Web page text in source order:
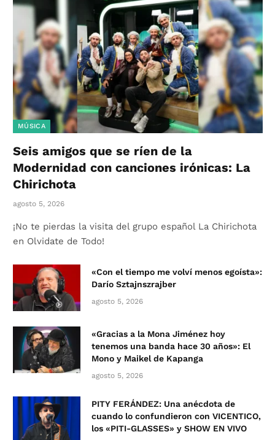
MÚSICA
Seis amigos que se ríen de la
Modernidad con canciones irónicas: La
Chirichota
agosto 5, 2026
¡No te pierdas la visita del grupo español La Chirichota
en Olvidate de Todo!
«Con el tiempo me volví menos egoísta»:
Darío Sztajnszrajber
agosto 5, 2026
«Gracias a la Mona Jiménez hoy
tenemos una banda hace 30 años»: El
Mono y Maikel de Kapanga
agosto 5, 2026
PITY FERÁNDEZ: Una anécdota de
cuando lo confundieron con VICENTICO,
los «PITI-GLASSES» y SHOW EN VIVO